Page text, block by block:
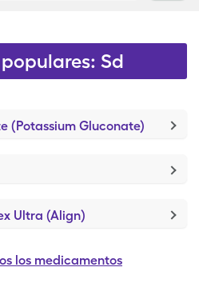
Sd
(Potassium Gluconate)
Ultra (Align)
los medicamentos